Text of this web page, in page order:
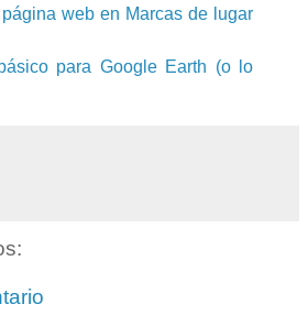
web en Marcas de lugar
para Google Earth (o lo